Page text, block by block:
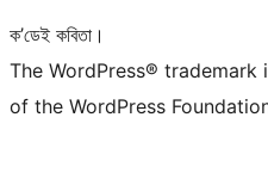
ক’ডেই কবিতা।
The WordPress®
of the WordPress